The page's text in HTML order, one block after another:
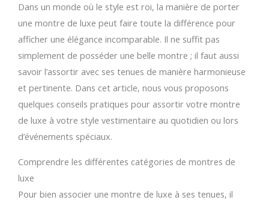
Dans un monde où le style est roi, la manière de porter
une montre de luxe peut faire toute la différence pour
afficher une élégance incomparable. Il ne suffit pas
simplement de posséder une belle montre ; il faut aussi
savoir l’assortir avec ses tenues de manière harmonieuse
et pertinente. Dans cet article, nous vous proposons
quelques conseils pratiques pour assortir votre montre
de luxe à votre style vestimentaire au quotidien ou lors
d’événements spéciaux.
Comprendre les différentes catégories de montres de
luxe
Pour bien associer une montre de luxe à ses tenues, il